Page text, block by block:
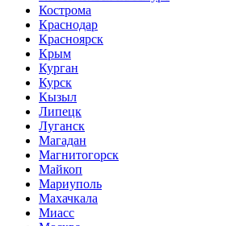
Кострома
Краснодар
Красноярск
Крым
Курган
Курск
Кызыл
Липецк
Луганск
Магадан
Магнитогорск
Майкоп
Мариуполь
Махачкала
Миасс